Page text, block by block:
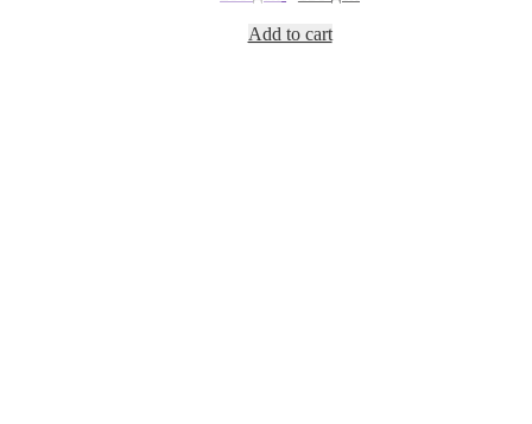
Add to cart